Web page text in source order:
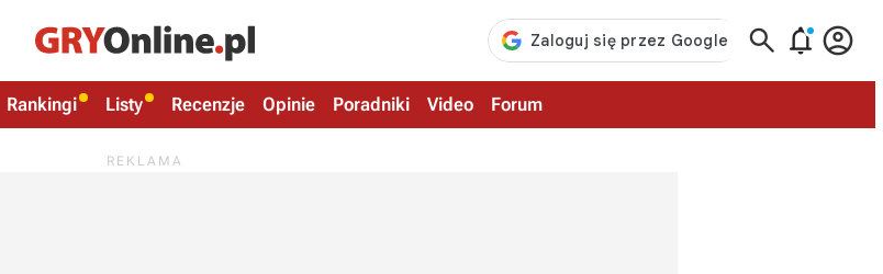
  
Rankingi Listy Recenzje Opinie Poradniki Video Forum